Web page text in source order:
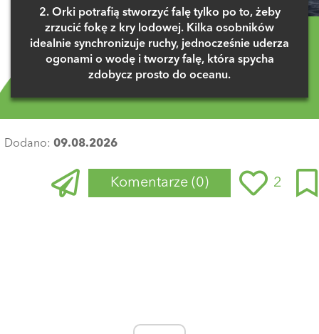
2. Orki potrafią stworzyć falę tylko po to, żeby
zrzucić fokę z kry lodowej. Kilka osobników
idealnie synchronizuje ruchy, jednocześnie uderza
ogonami o wodę i tworzy falę, która spycha
zdobycz prosto do oceanu.
Dodano: 09.08.2026
Komentarze (0) 2